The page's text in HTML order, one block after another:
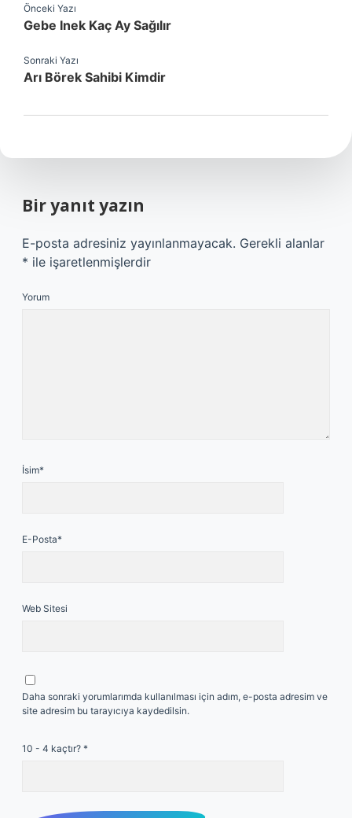
Önceki Yazı
Gebe Inek Kaç Ay Sağılır
Sonraki Yazı
Arı Börek Sahibi Kimdir
Bir yanıt yazın
E-posta adresiniz yayınlanmayacak. Gerekli alanlar
* ile işaretlenmişlerdir
Yorum
İsim*
E-Posta*
Web Sitesi
Daha sonraki yorumlarımda kullanılması için adım, e-posta adresim ve
site adresim bu tarayıcıya kaydedilsin.
10 - 4 kaçtır? *